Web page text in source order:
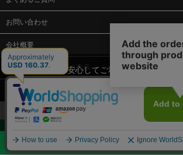
お見積・ご購入
12-安全ベスト
13-誘導灯・誘導棒・
合図灯・手旗
お問い合わせ
会社概要
特定商取引法に基づく表示
個人情報保護方針
Copyright© 2018 Sendaimeiban All Rights Reserved.
当サイトでは、安心してご利用いただくため（
等）、またサイトの利便性向上のため、クッ
しています。 サイトのクッキー(Cookie)の使
ライバシーポリシー」をお読みください。